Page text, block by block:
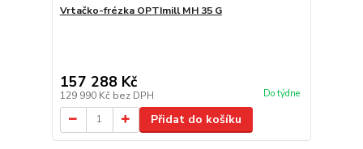
Vrtačko-frézka OPTImill MH 35 G
157 288 Kč
129 990 Kč bez DPH Do týdne
Přidat do košíku